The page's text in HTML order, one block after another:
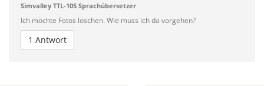
Simvalley TTL-105 Sprachübersetzer
Ich möchte Fotos löschen. Wie muss ich da vorgehen?
1 Antwort